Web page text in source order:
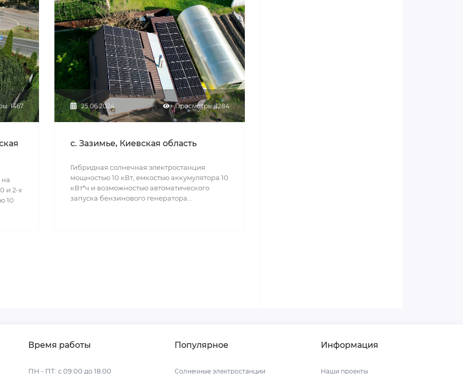
1467
на
и 2-х
10
25.06.2024 Просмотры: 1284
с. Зазимье, Киевская область
Гибридная солнечная электростанция
мощностью 10 кВт, емкостью аккумулятора 10
кВт*ч и возможностью автоматического
запуска бензинового генератора...
Время работы
ПН - ПТ: с 09:00 до 18:00
Популярное
Солнечные электростанции
Информация
Наши проекты